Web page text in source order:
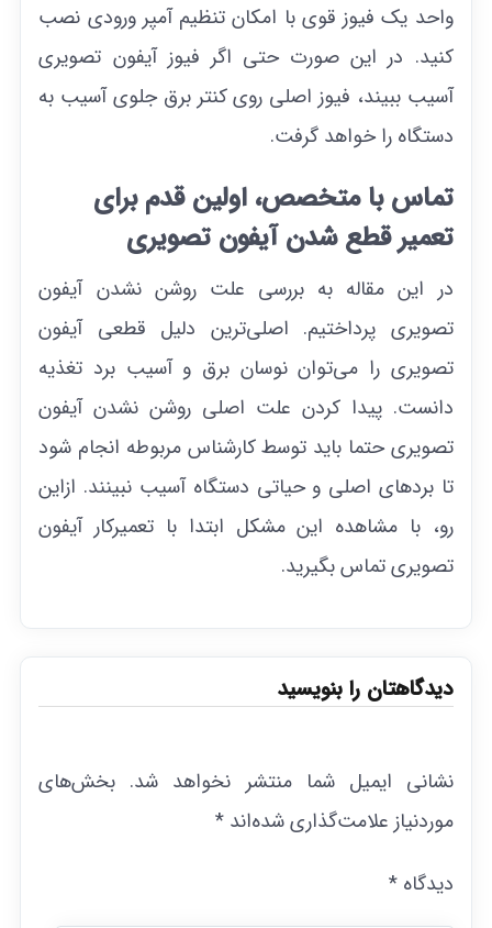
واحد یک فیوز قوی با امکان تنظیم آمپر ورودی نصب
کنید. در این صورت حتی اگر فیوز آیفون تصویری
آسیب ببیند، فیوز اصلی روی کنتر برق جلوی آسیب به
دستگاه را خواهد گرفت.
تماس با متخصص، اولین قدم برای
تعمیر قطع شدن آیفون تصویری
در این مقاله به بررسی علت روشن نشدن آیفون
تصویری پرداختیم. اصلی‌ترین دلیل قطعی آیفون
تصویری را می‌توان نوسان برق و آسیب برد تغذیه
دانست. پیدا کردن علت اصلی روشن نشدن آیفون
تصویری حتما باید توسط کارشناس مربوطه انجام شود
تا بردهای اصلی و حیاتی دستگاه آسیب نبینند. از‌این
رو، با مشاهده این مشکل ابتدا با تعمیرکار آیفون
تصویری تماس بگیرید.
دیدگاهتان را بنویسید
نشانی ایمیل شما منتشر نخواهد شد. بخش‌های
موردنیاز علامت‌گذاری شده‌اند*
دیدگاه*